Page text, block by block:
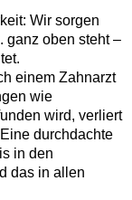
Wir sorgen
ganz oben steht –
einem Zahnarzt
wie
wird, verliert
durchdachte
in den
das in allen